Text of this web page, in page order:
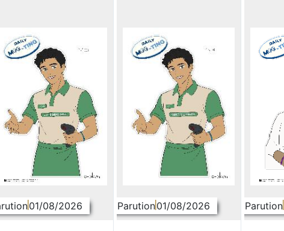
01/08/2026 Parution01/08/2026 Parution